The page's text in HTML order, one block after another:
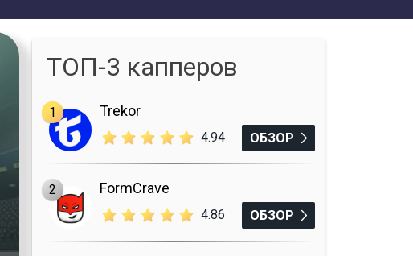
ТОП-3 капперов
1 Trekor
4.94 ОБЗОР
2 FormCrave
4.86 ОБЗОР